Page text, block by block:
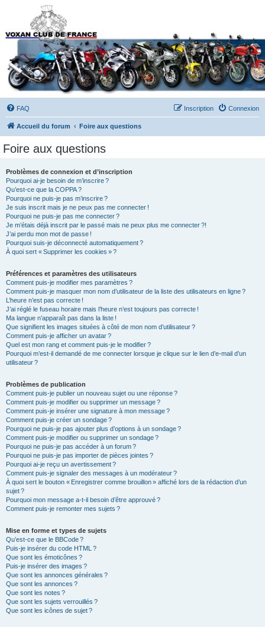
Forums du Voxan Club
de France
FAQ Connexion
Inscription
Accueil du forum Foire aux questions
Foire aux questions
Problèmes de connexion et d’inscription
Pourquoi ai-je besoin de m’inscrire ?
Qu’est-ce que la COPPA ?
Pourquoi ne puis-je pas m’inscrire ?
Je suis inscrit mais je ne peux pas me connecter !
Pourquoi ne puis-je pas me connecter ?
Je m’étais déjà inscrit par le passé mais ne peux plus me connecter ?!
J’ai perdu mon mot de passe !
Pourquoi suis-je déconnecté automatiquement ?
À quoi sert « Supprimer les cookies » ?
Préférences et paramètres des utilisateurs
Comment puis-je modifier mes paramètres ?
Comment puis-je masquer mon nom d’utilisateur de la liste des utilisateurs en ligne ?
L’heure n’est pas correcte !
J’ai réglé le fuseau horaire mais l’heure n’est toujours pas correcte !
Ma langue n’apparaît pas dans la liste !
Que signifient les images situées à côté de mon nom d’utilisateur ?
Comment puis-je afficher un avatar ?
Quel est mon rang et comment puis-je le modifier ?
Pourquoi m’est-il demandé de me connecter lorsque je clique sur le lien d’e-mail d’un
utilisateur ?
Problèmes de publication
Comment puis-je publier un nouveau sujet ou une réponse ?
Comment puis-je modifier ou supprimer un message ?
Comment puis-je insérer une signature à mon message ?
Comment puis-je créer un sondage ?
Pourquoi ne puis-je pas ajouter plus d’options à un sondage ?
Comment puis-je modifier ou supprimer un sondage ?
Pourquoi ne puis-je pas accéder à un forum ?
Pourquoi ne puis-je pas importer de pièces jointes ?
Pourquoi ai-je reçu un avertissement ?
Comment puis-je signaler des messages à un modérateur ?
À quoi sert le bouton « Enregistrer comme brouillon » affiché lors de la rédaction d’un
sujet ?
Pourquoi mon message a-t-il besoin d’être approuvé ?
Comment puis-je remonter mes sujets ?
Mise en forme et types de sujets
Qu’est-ce que le BBCode ?
Puis-je insérer du code HTML ?
Que sont les émoticônes ?
Puis-je insérer des images ?
Que sont les annonces générales ?
Que sont les annonces ?
Que sont les notes ?
Que sont les sujets verrouillés ?
Que sont les icônes de sujet ?